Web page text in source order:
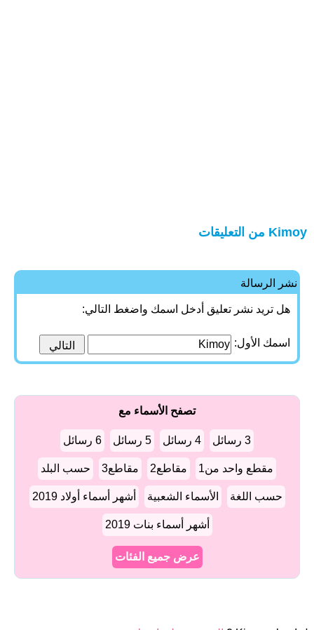
Kimoy من التعليقات
نشر الرسالة
هل تريد نشر تعليق أدخل اسمك واضغط التالي:
اسمك الأول:
تصفح الأسماء مع
3 رسائل 4 رسائل 5 رسائل 6 رسائل
مقطع واحد من1 مقاطع2 مقاطع3 حسب البلد
حسب اللغة الأسماء الشعبية أشهر أسماء أولاد 2019
أشهر أسماء بنات 2019
عرض جميع الفئات